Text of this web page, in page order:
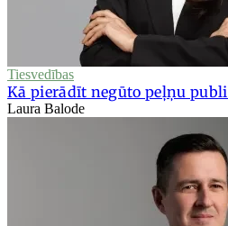
Tiesvedības
Kā pierādīt negūto peļņu
Laura Balode